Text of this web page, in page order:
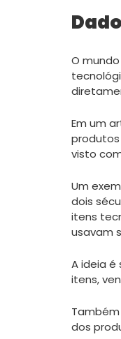
O
Em um
produtos
visto
Um
dois
itens
usavam
A ideia é
itens,
dos